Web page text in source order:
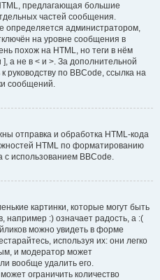
предлагающая большие
частей сообщения.
определяется администратором,
на уровне сообщения в
похож на HTML, но теги в нём
а не в < и >. За дополнительной
по BBCode, ссылка на
сообщений.
отправка и обработка HTML-кода
HTML по форматированию
использованием BBCode.
картинки, которые могут быть
например :) означает радость, а :(
можно увидеть в форме
используя их: они легко
и модератор может
вообще удалить его.
ограничить количество